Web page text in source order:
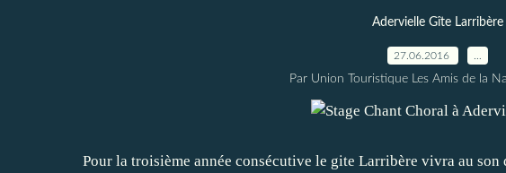
Adervielle Gîte Larribère
27.06.2016
Par Union Touristique Les Amis de la
Pour la troisième année consécutive le gite Larribère vivra au